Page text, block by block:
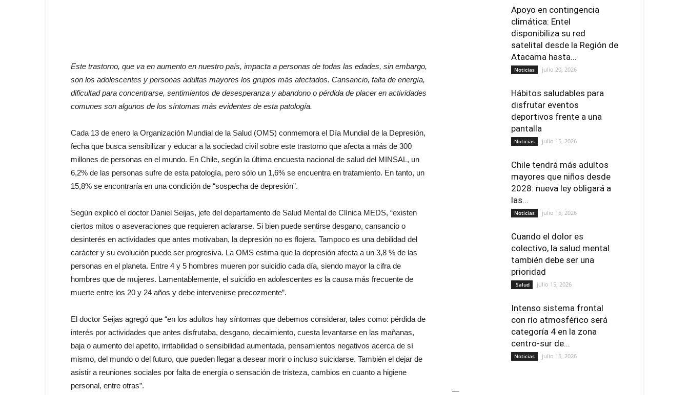
Este trastorno, que va en aumento en nuestro país, impacta a personas de todas las edades, sin embargo,
son los adolescentes y personas adultas mayores los grupos más afectados. Cansancio, falta de energía,
dificultad para concentrarse, sentimientos de desesperanza y abandono o pérdida de placer en actividades
comunes son algunos de los síntomas más evidentes de esta patología.
Cada 13 de enero la Organización Mundial de la Salud (OMS) conmemora el Día Mundial de la Depresión,
fecha que busca sensibilizar y educar a la sociedad civil sobre este trastorno que afecta a más de 300
millones de personas en el mundo. En Chile, según la última encuesta nacional de salud del MINSAL, un
6,2% de las personas sufre de esta patología, pero sólo un 1,6% se encuentra en tratamiento. En tanto, un
15,8% se encontraría en una condición de “sospecha de depresión”.
Según explicó el doctor Daniel Seijas, jefe del departamento de Salud Mental de Clínica MEDS, “existen
ciertos mitos o aseveraciones que requieren aclararse. Si bien puede sentirse desgano, cansancio o
desinterés en actividades que antes motivaban, la depresión no es flojera. Tampoco es una debilidad del
carácter y su evolución puede ser progresiva. La OMS estima que la depresión afecta a un 3,8 % de las
personas en el planeta. Entre 4 y 5 hombres mueren por suicidio cada día, siendo mayor la cifra de
hombres que de mujeres. Lamentablemente, el suicidio en adolescentes es la causa más frecuente de
muerte entre los 20 y 24 años y debe intervenirse precozmente”.
El doctor Seijas agregó que “en los adultos hay síntomas que debemos considerar, tales como: pérdida de
interés por actividades que antes disfrutaba, desgano, decaimiento, cuesta levantarse en las mañanas,
baja o aumento del apetito, irritabilidad o sensibilidad aumentada, pensamientos negativos acerca de sí
mismo, del mundo o del futuro, que pueden llegar a desear morir o incluso suicidarse. También el dejar de
asistir a reuniones sociales por falta de energía o sensación de tristeza, cambios en cuanto a higiene
personal, entre otras”.
Apoyo en contingencia
climática: Entel
disponibiliza su red
satelital desde la Región de
Atacama hasta...
Noticias julio 20, 2026
Hábitos saludables para
disfrutar eventos
deportivos frente a una
pantalla
Noticias julio 15, 2026
Chile tendrá más adultos
mayores que niños desde
2028: nueva ley obligará a
las...
Noticias julio 15, 2026
Cuando el dolor es
colectivo, la salud mental
también debe ser una
prioridad
Salud julio 15, 2026
Intenso sistema frontal
con río atmosférico será
categoría 4 en la zona
centro-sur de...
Noticias julio 15, 2026
—